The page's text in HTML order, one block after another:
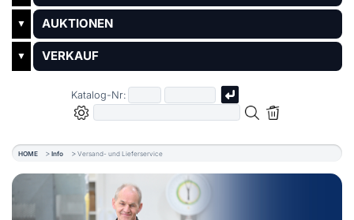
▼ AUKTIONEN
▼ VERKAUF
Katalog-Nr:
HOME Info Versand- und Lieferservice